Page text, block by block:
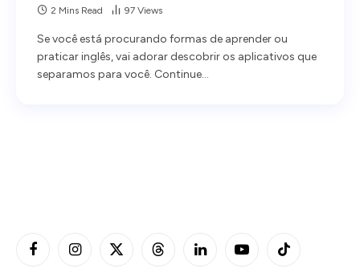
2 Mins Read 97 Views
Se você está procurando formas de aprender ou
praticar inglês, vai adorar descobrir os aplicativos que
separamos para você. Continue…
FacebookInstagramX
Threads LinkedIn YouTubeTikTok